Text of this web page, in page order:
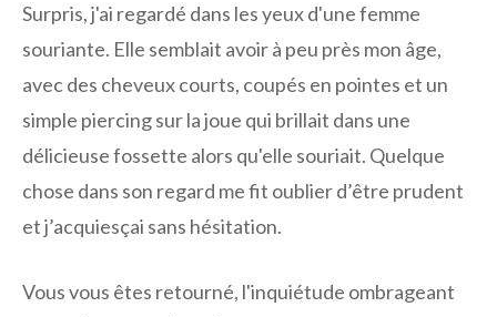
Surpris, j'ai regardé dans les yeux d'une femme
souriante. Elle semblait avoir à peu près mon âge,
avec des cheveux courts, coupés en pointes et un
simple piercing sur la joue qui brillait dans une
délicieuse fossette alors qu'elle souriait. Quelque
chose dans son regard me fit oublier d’être prudent
et j’acquiesçai sans hésitation.
Vous vous êtes retourné, l'inquiétude ombrageant